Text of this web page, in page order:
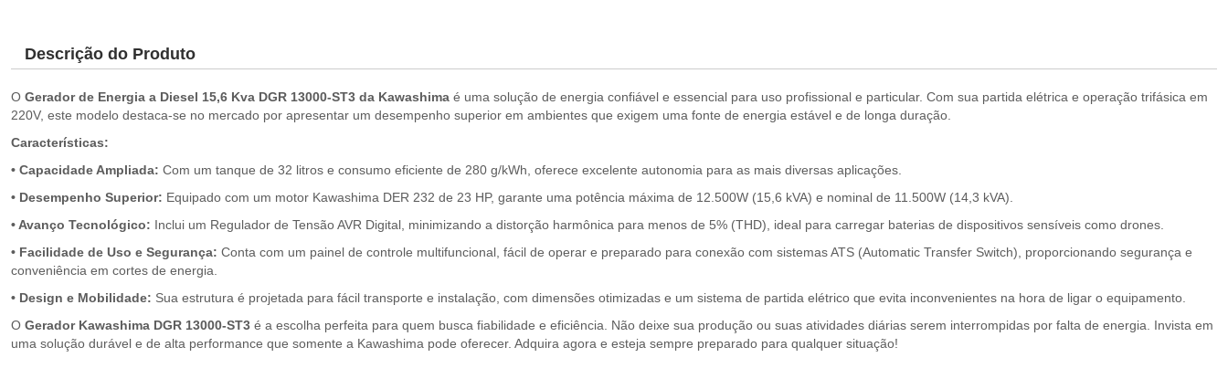
Descrição do Produto
O Gerador de Energia a Diesel 15,6 Kva DGR 13000-ST3 da Kawashima é uma solução de energia confiável e essencial para uso profissional e particular. Com sua partida elétrica e operação trifásica em
220V, este modelo destaca-se no mercado por apresentar um desempenho superior em ambientes que exigem uma fonte de energia estável e de longa duração.
Características:
• Capacidade Ampliada: Com um tanque de 32 litros e consumo eficiente de 280 g/kWh, oferece excelente autonomia para as mais diversas aplicações.
• Desempenho Superior: Equipado com um motor Kawashima DER 232 de 23 HP, garante uma potência máxima de 12.500W (15,6 kVA) e nominal de 11.500W (14,3 kVA).
• Avanço Tecnológico: Inclui um Regulador de Tensão AVR Digital, minimizando a distorção harmônica para menos de 5% (THD), ideal para carregar baterias de dispositivos sensíveis como drones.
• Facilidade de Uso e Segurança: Conta com um painel de controle multifuncional, fácil de operar e preparado para conexão com sistemas ATS (Automatic Transfer Switch), proporcionando segurança e
conveniência em cortes de energia.
• Design e Mobilidade: Sua estrutura é projetada para fácil transporte e instalação, com dimensões otimizadas e um sistema de partida elétrico que evita inconvenientes na hora de ligar o equipamento.
O Gerador Kawashima DGR 13000-ST3 é a escolha perfeita para quem busca fiabilidade e eficiência. Não deixe sua produção ou suas atividades diárias serem interrompidas por falta de energia. Invista em
uma solução durável e de alta performance que somente a Kawashima pode oferecer. Adquira agora e esteja sempre preparado para qualquer situação!